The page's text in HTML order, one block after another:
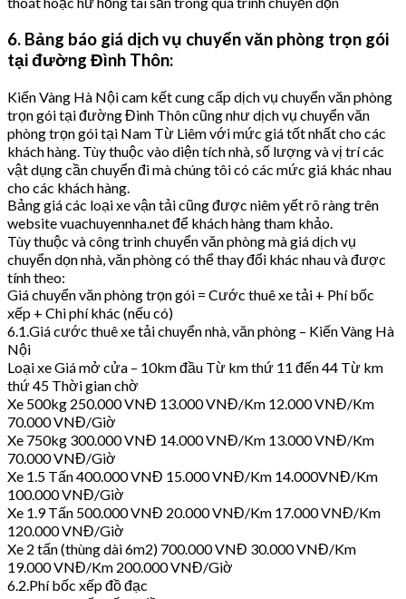
6. Bảng báo giá dịch vụ chuyển văn phòng trọn gói
tại đường Đình Thôn:
Kiến Vàng Hà Nội cam kết cung cấp dịch vụ chuyển văn phòng
trọn gói tại đường Đình Thôn cũng như dịch vụ chuyển văn
phòng trọn gói tại Nam Từ Liêm với mức giá tốt nhất cho các
khách hàng. Tùy thuộc vào diện tích nhà, số lượng và vị trí các
vật dụng cần chuyển đi mà chúng tôi có các mức giá khác nhau
cho các khách hàng.
Bảng giá các loại xe vận tải cũng được niêm yết rõ ràng trên
website vuachuyennha.net để khách hàng tham khảo.
Tùy thuộc và công trình chuyển văn phòng mà giá dịch vụ
chuyển dọn nhà, văn phòng có thể thay đổi khác nhau và được
tính theo:
Giá chuyển văn phòng trọn gói = Cước thuê xe tải + Phí bốc
xếp + Chi phí khác (nếu có)
6.1.Giá cước thuê xe tải chuyển nhà, văn phòng – Kiến Vàng Hà
Nội
Loại xe Giá mở cửa – 10km đầu Từ km thứ 11 đến 44 Từ km
thứ 45 Thời gian chờ
Xe 500kg 250.000 VNĐ 13.000 VNĐ/Km 12.000 VNĐ/Km
70.000 VNĐ/Giờ
Xe 750kg 300.000 VNĐ 14.000 VNĐ/Km 13.000 VNĐ/Km
70.000 VNĐ/Giờ
Xe 1.5 Tấn 400.000 VNĐ 15.000 VNĐ/Km 14.000VNĐ/Km
100.000 VNĐ/Giờ
Xe 1.9 Tấn 500.000 VNĐ 20.000 VNĐ/Km 17.000 VNĐ/Km
120.000 VNĐ/Giờ
Xe 2 tấn (thùng dài 6m2) 700.000 VNĐ 30.000 VNĐ/Km
19.000 VNĐ/Km 200.000 VNĐ/Giờ
6.2.Phí bốc xếp đồ đạc